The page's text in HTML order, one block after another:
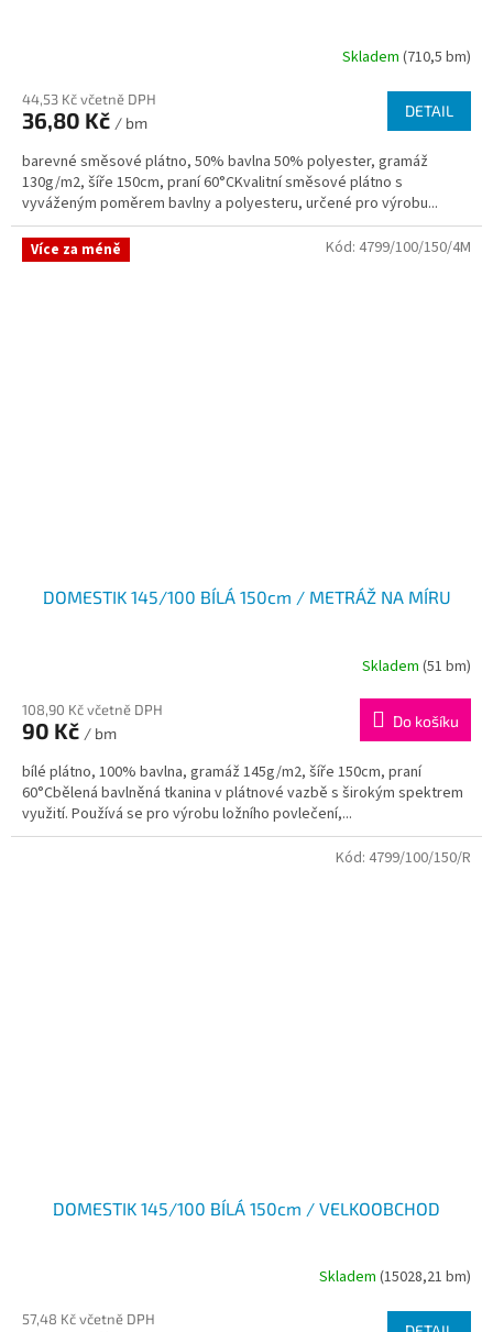
Skladem (710,5 bm)
44,53 Kč včetně DPH
36,80 Kč / bm
DETAIL
barevné směsové plátno, 50% bavlna 50% polyester, gramáž
130g/m2, šíře 150cm, praní 60°CKvalitní směsové plátno s
vyváženým poměrem bavlny a polyesteru, určené pro výrobu...
Více za méně
DOMESTIK 145/100 BÍLÁ 150cm / METRÁŽ NA MÍRU
Skladem (51 bm)
108,90 Kč včetně DPH
90 Kč / bm
Do košíku
bílé plátno, 100% bavlna, gramáž 145g/m2, šíře 150cm, praní
60°Cbělená bavlněná tkanina v plátnové vazbě s širokým spektrem
využití. Používá se pro výrobu ložního povlečení,...
Kód: 4799/100/150/4M
DOMESTIK 145/100 BÍLÁ 150cm / VELKOOBCHOD
Skladem (15028,21 bm)
57,48 Kč včetně DPH
Kód: 4799/100/150/R